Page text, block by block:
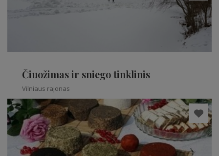
Čiuožimas ir sniego tinklinis
Vilniaus rajonas